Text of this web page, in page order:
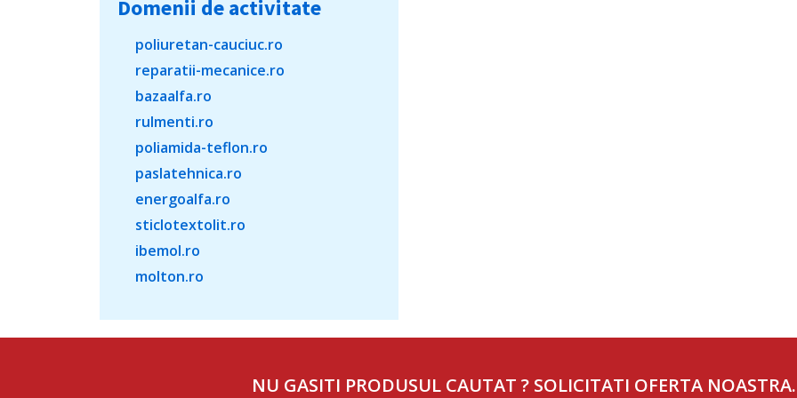
Domenii de activitate
poliuretan-cauciuc.ro
reparatii-mecanice.ro
bazaalfa.ro
rulmenti.ro
poliamida-teflon.ro
paslatehnica.ro
energoalfa.ro
sticlotextolit.ro
ibemol.ro
molton.ro
NU GASITI PRODUSUL CAUTAT ? SOLICITATI OFERTA NOASTRA.